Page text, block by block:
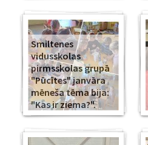
Smiltenes
vidusskolas
pirmsskolas grupā
"Pūcītes" janvāra
mēneša tēma bija:
"Kas ir ziema?".